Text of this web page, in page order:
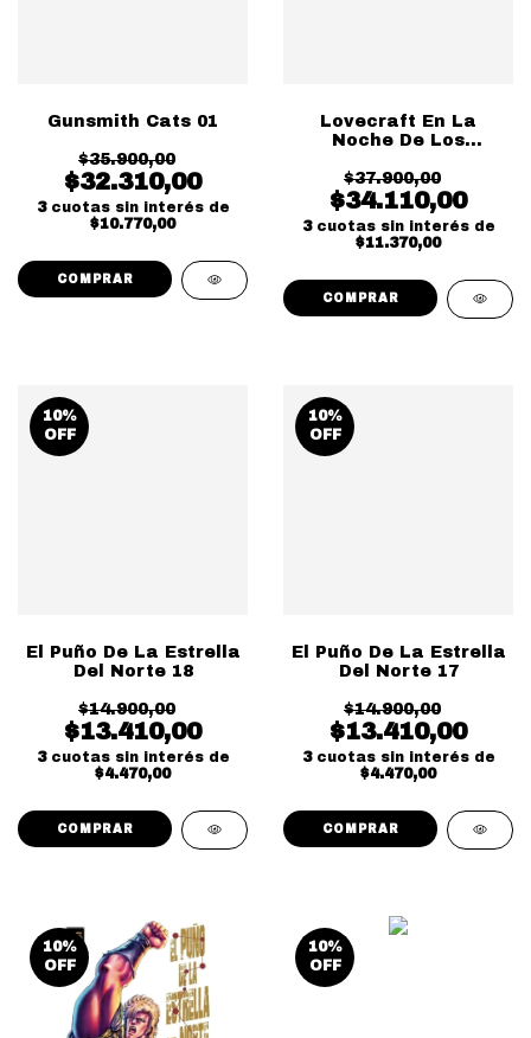
Gunsmith Cats 01
$35.900,00
$32.310,00
3 cuotas sin interés de
$10.770,00
Lovecraft En La
Noche De Los
$37.900,00
$34.110,00
3 cuotas sin interés de
$11.370,00
10%
OFF
El Puño De La Estrella
Del Norte 18
$14.900,00
$13.410,00
3 cuotas sin interés de
$4.470,00
10%
OFF
El Puño De La Estrella
Del Norte 17
$14.900,00
$13.410,00
3 cuotas sin interés de
$4.470,00
10%
OFF
10%
OFF